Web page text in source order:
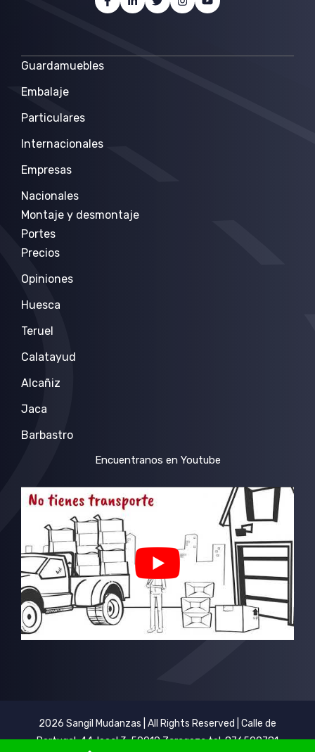
Guardamuebles
Embalaje
Particulares
Internacionales
Empresas
Nacionales
Montaje y desmontaje
Portes
Precios
Opiniones
Huesca
Teruel
Calatayud
Alcañiz
Jaca
Barbastro
Encuentranos en Youtube
2026 Sangil Mudanzas | All Rights Reserved | Calle de
Portugal, 44, local 3, 50010 Zaragoza tel: 876500781